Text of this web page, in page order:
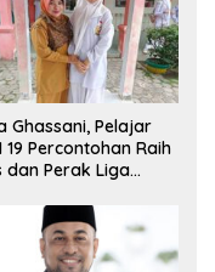
Ghassani, Pelajar
19 Percontohan Raih
dan Perak Liga